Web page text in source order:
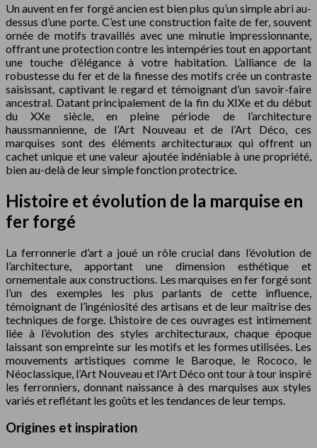
Un auvent en fer forgé ancien est bien plus qu’un simple abri au-
dessus d’une porte. C’est une construction faite de fer, souvent
ornée de motifs travaillés avec une minutie impressionnante,
offrant une protection contre les intempéries tout en apportant
une touche d’élégance à votre habitation. L’alliance de la
robustesse du fer et de la finesse des motifs crée un contraste
saisissant, captivant le regard et témoignant d’un savoir-faire
ancestral. Datant principalement de la fin du XIXe et du début
du XXe siècle, en pleine période de l’architecture
haussmannienne, de l’Art Nouveau et de l’Art Déco, ces
marquises sont des éléments architecturaux qui offrent un
cachet unique et une valeur ajoutée indéniable à une propriété,
bien au-delà de leur simple fonction protectrice.
Histoire et évolution de la marquise en
fer forgé
La ferronnerie d’art a joué un rôle crucial dans l’évolution de
l’architecture, apportant une dimension esthétique et
ornementale aux constructions. Les marquises en fer forgé sont
l’un des exemples les plus parlants de cette influence,
témoignant de l’ingéniosité des artisans et de leur maîtrise des
techniques de forge. L’histoire de ces ouvrages est intimement
liée à l’évolution des styles architecturaux, chaque époque
laissant son empreinte sur les motifs et les formes utilisées. Les
mouvements artistiques comme le Baroque, le Rococo, le
Néoclassique, l’Art Nouveau et l’Art Déco ont tour à tour inspiré
les ferronniers, donnant naissance à des marquises aux styles
variés et reflétant les goûts et les tendances de leur temps.
Origines et inspiration